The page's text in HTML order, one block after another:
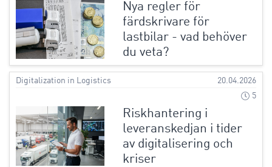
Nya regler för
färdskrivare för
lastbilar - vad behöver
du veta?
Digitalization in Logistics
20.04.2026
5
Riskhantering i
leveranskedjan i tider
av digitalisering och
kriser